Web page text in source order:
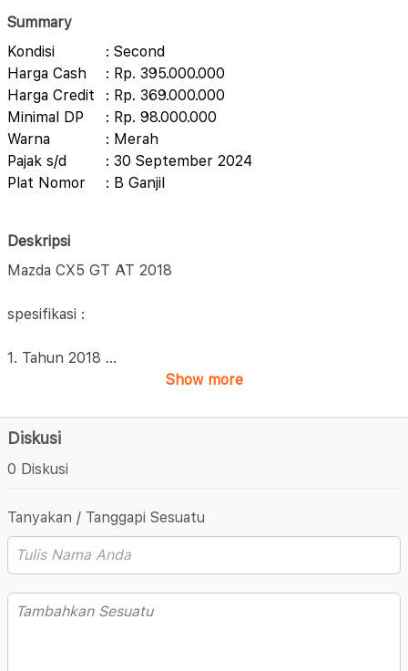
Summary
Kondisi
: Second
Harga Cash
: Rp. 395.000.000
Harga Credit
: Rp. 369.000.000
Minimal DP
: Rp. 98.000.000
Warna
: Merah
Pajak s/d
: 30 September 2024
Plat Nomor
: B Ganjil
Deskripsi
Mazda CX5 GT AT 2018
spesifikasi :
1. Tahun 2018 ...
Show more
Diskusi
0 Diskusi
Tanyakan / Tanggapi Sesuatu